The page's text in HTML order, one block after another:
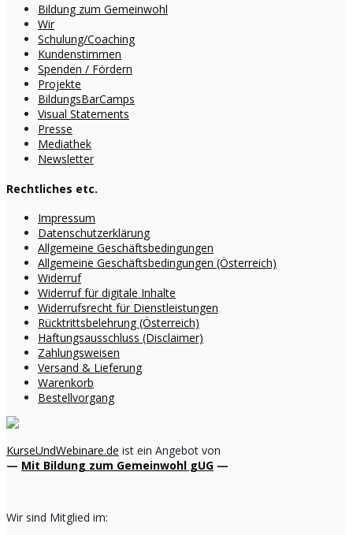
Bildung zum Gemeinwohl
Wir
Schulung/Coaching
Kundenstimmen
Spenden / Fördern
Projekte
BildungsBarCamps
Visual Statements
Presse
Mediathek
Newsletter
Rechtliches etc.
Impressum
Datenschutzerklärung
Allgemeine Geschäftsbedingungen
Allgemeine Geschäftsbedingungen (Österreich)
Widerruf
Widerruf für digitale Inhalte
Widerrufsrecht für Dienstleistungen
Rücktrittsbelehrung (Österreich)
Haftungsausschluss (Disclaimer)
Zahlungsweisen
Versand & Lieferung
Warenkorb
Bestellvorgang
KurseUndWebinare.de ist ein Angebot von
— Mit Bildung zum Gemeinwohl gUG —
Wir sind Mitglied im: